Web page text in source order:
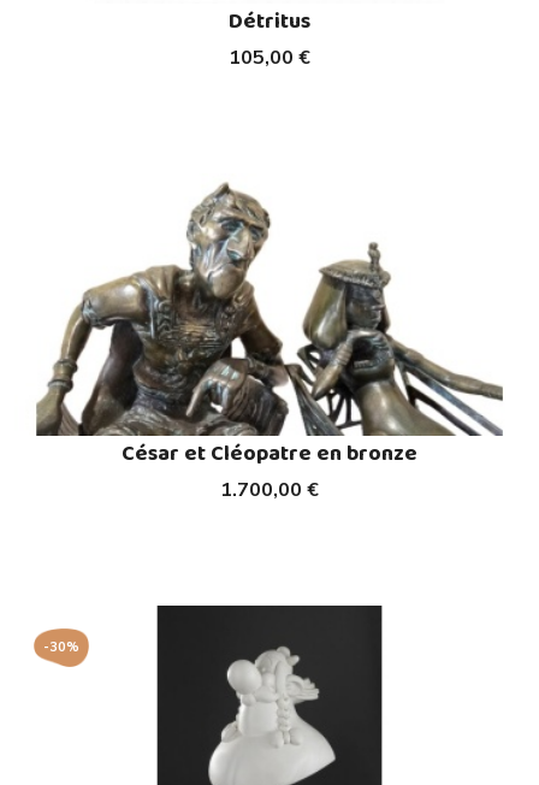
105,00 €
Détritus
1.700,00 €
César et Cléopatre en bronze
-30%